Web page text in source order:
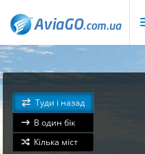
Туди і назад
В один бік
Кілька міст